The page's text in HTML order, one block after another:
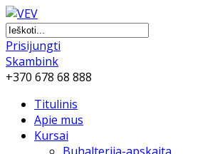
Prisijungti
Skambink
+370 678 68 888
Titulinis
Apie mus
Kursai